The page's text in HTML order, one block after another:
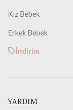
Kız Bebek
Erkek Bebek
İndirim
YARDIM